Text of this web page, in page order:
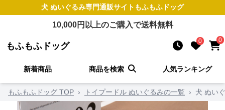
犬 ぬいぐるみ専門通販サイト もふもふドッグ
10,000円以上のご購入で送料無料
もふもふドッグ 0 0
新着商品 商品を検索 人気ランキング
もふもふドッグ TOP › トイプードル ぬいぐるみの一覧 › 犬 ぬい